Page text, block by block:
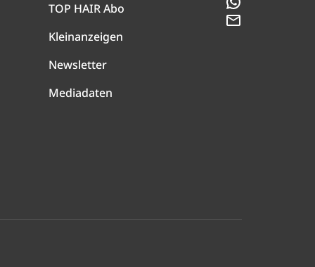
TOP HAIR Abo
Kleinanzeigen
Newsletter
Mediadaten